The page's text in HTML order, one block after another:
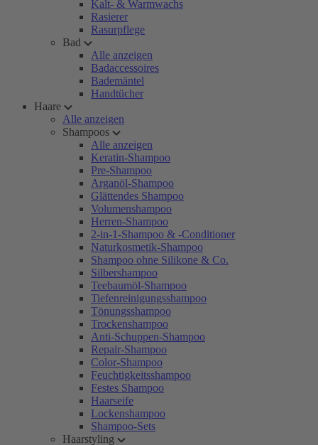
Kalt- & Warmwachs
Rasierer
Rasurpflege
Bad
Alle anzeigen
Badaccessoires
Bademäntel
Handtücher
Haare
Alle anzeigen
Shampoos
Alle anzeigen
Keratin-Shampoo
Pre-Shampoo
Arganöl-Shampoo
Glättendes Shampoo
Volumenshampoo
Herren-Shampoo
2-in-1-Shampoo & -Conditioner
Naturkosmetik-Shampoo
Shampoo ohne Silikone & Co.
Silbershampoo
Teebaumöl-Shampoo
Tiefenreinigungsshampoo
Tönungsshampoo
Trockenshampoo
Anti-Schuppen-Shampoo
Repair-Shampoo
Color-Shampoo
Feuchtigkeitsshampoo
Festes Shampoo
Haarseife
Lockenshampoo
Shampoo-Sets
Haarstyling